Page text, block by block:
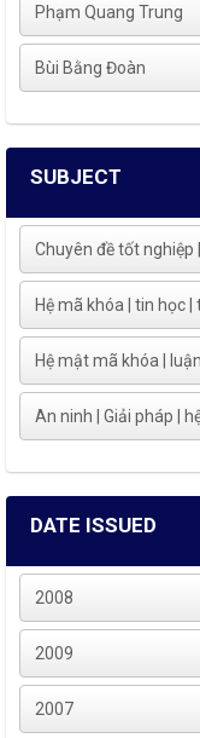
Phạm Quang Trung
Bùi Bằng Đoàn
SUBJECT
Chuyên đề tốt nghiệp
Hệ mã khóa | tin học |
Hệ mật mã khóa | luận
An ninh | Giải pháp | hệ
DATE ISSUED
2008
2009
2007